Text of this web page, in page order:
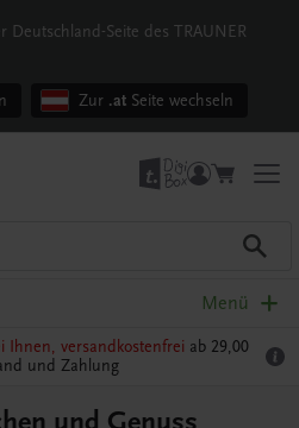
Deutschland-Seite des TRAUNER
Zur .at Seite wechseln
Menü
Ihnen, versandkostenfrei ab 29,00
und Zahlung